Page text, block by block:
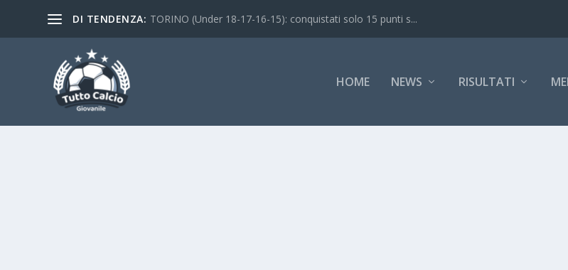
DI TENDENZA: TORINO (Under 18-17-16-15): conquistati solo 15 punti s...
HOME NEWS RISULTATI